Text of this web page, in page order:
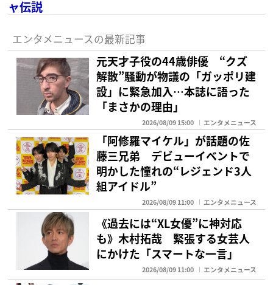
ャ伝説
エンタメニュースの最新記事
元天才子役の44歳俳優 “クズ
解散”騒動が物議の「ガッポリ建
設」に緊急加入…本誌に語った
「まさかの理由」
2026/08/09 15:00 エンタメニュース
「阿修羅マイケル」が話題の佐
藤三兄弟 デビューイベントで
明かした憧れの“レジェンド3人
組アイドル”
2026/08/09 11:00 エンタメニュース
《過去には“XL女優”に神対応
も》木村拓哉 緊張する女芸人
にかけた「スマートな一言」
2026/08/09 11:00 エンタメニュース